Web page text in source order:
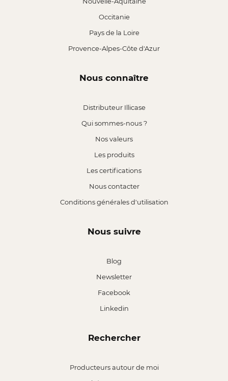
Occitanie
Pays de la Loire
Provence-Alpes-Côte d'Azur
Nous connaître
Distributeur Illicase
Qui sommes-nous ?
Nos valeurs
Les produits
Les certifications
Nous contacter
Conditions générales d'utilisation
Nous suivre
Blog
Newsletter
Facebook
Linkedin
Rechercher
Producteurs autour de moi